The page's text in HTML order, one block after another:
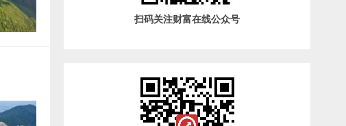
扫码关注财富在线公众号